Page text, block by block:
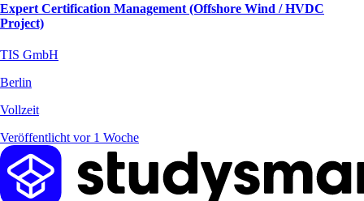
Expert Certification Management (Offshore Wind / HVDC
Project)
TIS GmbH
Berlin
Vollzeit
Veröffentlicht vor 1 Woche